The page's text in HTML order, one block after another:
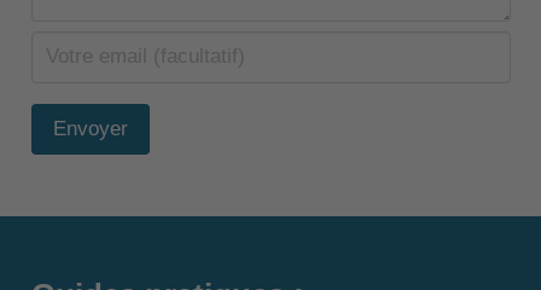
Envoyer